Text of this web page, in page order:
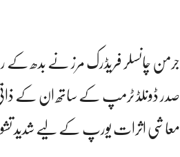
جرمن چانسلر فریڈرک مرز نے بدھ کے
صدر ڈونلڈ ٹرمپ کے ساتھ ان کے
معاشی اثرات یورپ کے لیے شدید